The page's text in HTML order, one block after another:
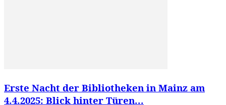
Erste Nacht der Bibliotheken in Mainz am
4.4.2025: Blick hinter Türen...